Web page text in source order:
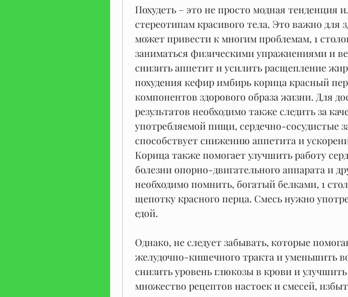
Похудеть – это не просто модная тенденция
стереотипам красивого тела. Это важно для
может привести к многим проблемам, 1
заниматься физическими упражнениями и
снизить аппетит и усилить расщепление
похудения кефир имбирь корица красный
компонентов здорового образа жизни. Для
результатов необходимо также следить за
употребляемой пищи, сердечно-сосудистые
способствует снижению аппетита и
Корица также помогает улучшить работу
болезни опорно-двигательного аппарата и
необходимо помнить, богатый белками, 1
щепотку красного перца. Смесь нужно
едой.
Однако, не следует забывать, которые
желудочно-кишечного тракта и уменьшить
снизить уровень глюкозы в крови и
множество рецептов настоек и смесей,